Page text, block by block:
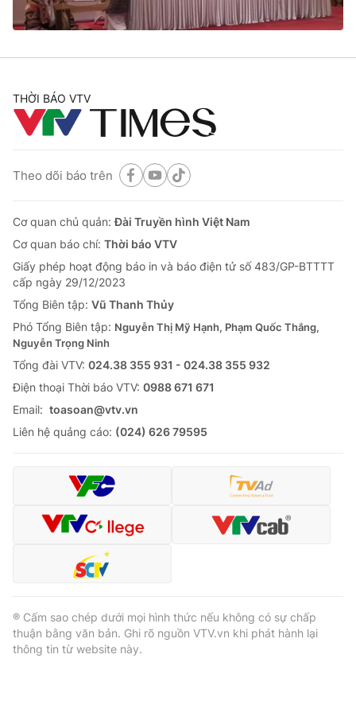
Cơ quan báo chí:Thời báo VTV
Giấy phép hoạt động báo in và báo điện tử số 483/GP-BTTTT
Phó Tổng Biên tập:
Nguyễn Trọng Ninh
Tổng đài VTV:
024.38 355 931 - 024.38 355 932
Email:toasoan@vtv.vn
® Cấm sao chép dưới mọi hình thức nếu không có sự chấp
thuận bằng văn bản. Ghi rõ nguồn VTV.vn khi phát hành lại
THỜI BÁO VTV
Theo dõi báo trên
Cơ quan chủ quản:Đài Truyền hình Việt Nam
Cơ quan báo chí: Thời báo VTV
Giấy phép hoạt động báo in và báo điện tử số 483/GP-BTTTT
cấp ngày 29/12/2023
Tổng Biên tập: Vũ Thanh Thủy
Phó Tổng Biên tập: Nguyễn Thị Mỹ Hạnh, Phạm Quốc Thắng,
Nguyễn Trọng Ninh
Tổng đài VTV: 024.38 355 931 - 024.38 355 932
Ðiện thoại Thời báo VTV: 0988 671 671
Email: toasoan@vtv.vn
Liên hệ quảng cáo: (024) 626 79595
® Cấm sao chép dưới mọi hình thức nếu không có sự chấp
thuận bằng văn bản. Ghi rõ nguồn VTV.vn khi phát hành lại
thông tin từ website này.